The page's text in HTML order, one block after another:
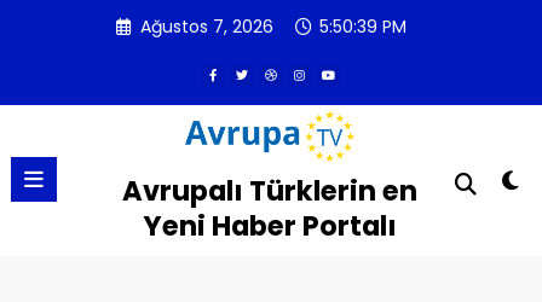
Ağustos 7, 2026 5:50:39 PM
Avrupalı Türklerin en
Yeni Haber Portalı